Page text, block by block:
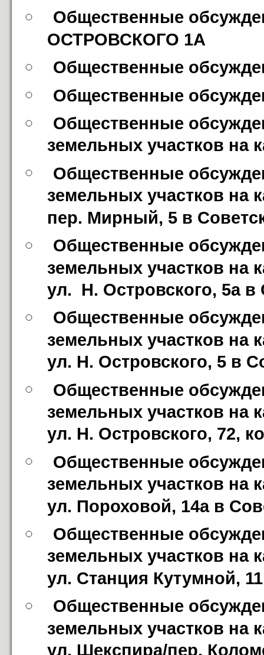
Общественные
ОСТРОВСКОГО 1А
Общественные
Общественные
Общественные
земельных участков на
Общественные
земельных участков на
пер. Мирный, 5 в
Общественные
земельных участков на
ул.  Н. Островского, 5а
Общественные
земельных участков на
ул. Н. Островского, 5 в
Общественные
земельных участков на
ул. Н. Островского, 72,
Общественные
земельных участков на
ул. Пороховой, 14а в
Общественные
земельных участков на
ул. Станция Кутумной,
Общественные
земельных участков на
ул. Шекспира/пер.